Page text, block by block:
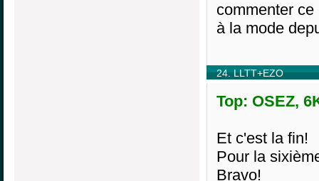
commenter
à la mode
24. LLTT+EZO
Top: OSEZ,
Et c'est la fin!
Pour la
Bravo!